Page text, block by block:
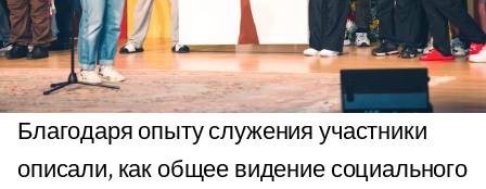
Благодаря опыту служения участники
описали, как общее видение социального